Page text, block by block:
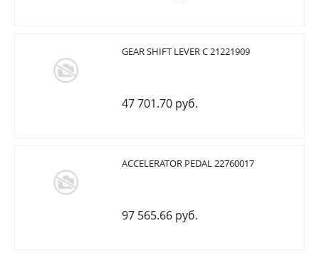
GEAR SHIFT LEVER C 21221909
47 701.70 руб.
ACCELERATOR PEDAL 22760017
97 565.66 руб.